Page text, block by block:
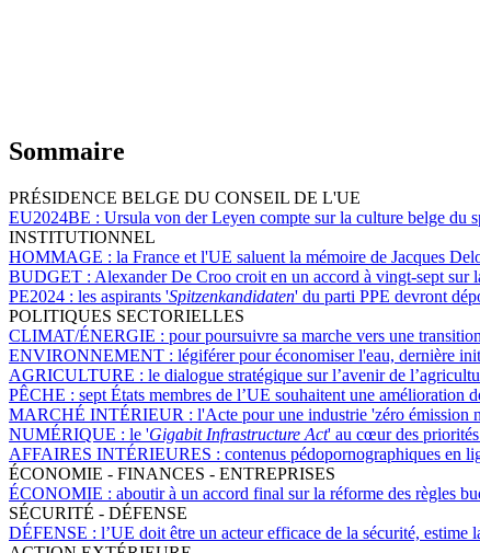
Sommaire
PRÉSIDENCE BELGE DU CONSEIL DE L'UE
EU2024BE : Ursula von der Leyen compte sur la culture belge du
INSTITUTIONNEL
HOMMAGE : la France et l'UE saluent la mémoire de Jacques
BUDGET : Alexander De Croo croit en un accord à vingt-sept sur
PE2024 : les aspirants 'Spitzenkandidaten' du parti PPE devront
POLITIQUES SECTORIELLES
CLIMAT/ÉNERGIE : pour poursuivre sa marche vers une
ENVIRONNEMENT : légiférer pour économiser l'eau, dernière
AGRICULTURE : le dialogue stratégique sur l’avenir de
PÊCHE : sept États membres de l’UE souhaitent une amélioration
MARCHÉ INTÉRIEUR : l'Acte pour une industrie 'zéro émission
NUMÉRIQUE : le 'Gigabit Infrastructure Act' au cœur des
AFFAIRES INTÉRIEURES : contenus pédopornographiques en
ÉCONOMIE - FINANCES - ENTREPRISES
ÉCONOMIE : aboutir à un accord final sur la réforme des règles
SÉCURITÉ - DÉFENSE
DÉFENSE : l’UE doit être un acteur efficace de la sécurité, estime